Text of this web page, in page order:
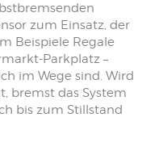
zum Einsatz, der
Beispiele Regale
Parkplatz –
im Wege sind. Wird
bremst das System
bis zum Stillstand